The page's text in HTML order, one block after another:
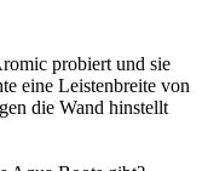
probiert und sie
eine Leistenbreite von
die Wand hinstellt